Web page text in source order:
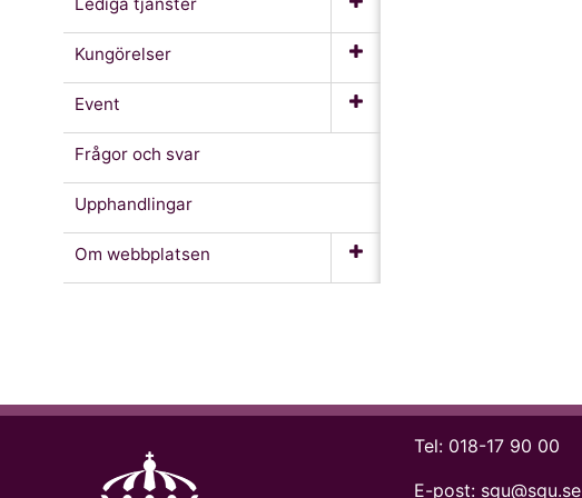
Kungörelser
Event
Frågor och svar
Upphandlingar
Om webb­platsen
Tel: 018-17 90 00
E-post: sgu@sgu.se